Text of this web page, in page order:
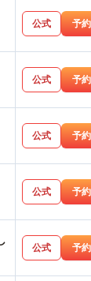
公式 予約
公式 予約
公式 予約
公式 予約
公式 予約